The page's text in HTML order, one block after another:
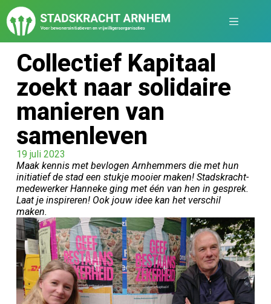
Collectief Kapitaal
zoekt naar solidaire
manieren van
samenleven
19 juli 2023
Maak kennis met bevlogen Arnhemmers die met hun
initiatief de stad een stukje mooier maken! Stadskracht-
medewerker Hanneke ging met één van hen in gesprek.
Laat je inspireren! Ook jouw idee kan het verschil
maken.